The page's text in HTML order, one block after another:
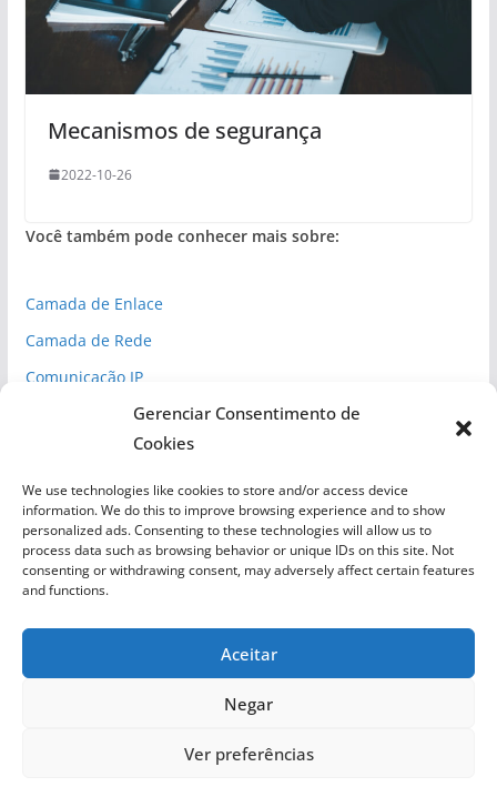
Gerenciar Consentimento de
Cookies
We use technologies like cookies to store and/or access device
information. We do this to improve browsing experience and to show
personalized ads. Consenting to these technologies will allow us to
process data such as browsing behavior or unique IDs on this site. Not
consenting or withdrawing consent, may adversely affect certain features
and functions.
Aceitar
Negar
Ver preferências
Mecanismos de segurança
2022-10-26
Você também pode conhecer mais sobre:
Camada de Enlace
Camada de Rede
Comunicação IP
Espaço Cibernético
Inteligência Competitiva
Normas de Segurança
Segurança Cibernética
Astra Empreendedorismo Sistemas e Treinamentos LTDA -